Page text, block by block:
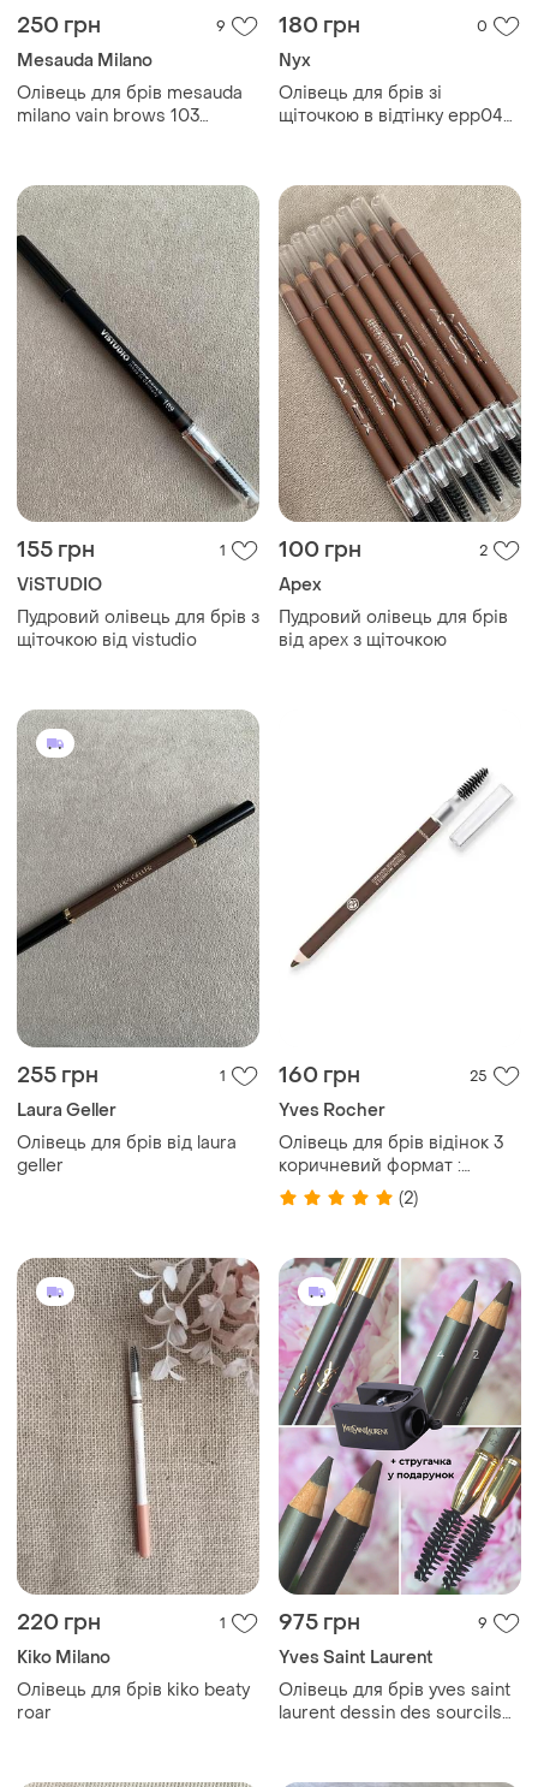
250 грн 9
Mesauda Milano
Олівець для брів mesauda
milano vain brows 103
180 грн 0
Nyx
Олівець для брів зі
щіточкою в відтінку epp04
professional makeup
eyebrow powder pencil
155 грн 1
ViSTUDIO
Пудровий олівець для брів з
щіточкою від vistudio
100 грн 2
Apex
Пудровий олівець для брів
від apex з щіточкою
255 грн 1
Laura Geller
Олівець для брів від laura
geller
160 грн 25
Yves Rocher
Олівець для брів відінок 3
коричневий формат :
олівець 1 г
(2)
220 грн 1
Kiko Milano
Олівець для брів kiko beaty
roar
975 грн 9
Yves Saint Laurent
Олівець для брів yves saint
laurent dessin des sourcils